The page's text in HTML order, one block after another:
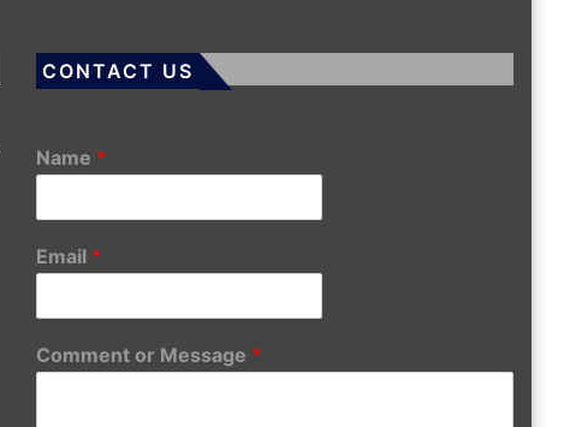
CONTACT US
Name *
Email *
Comment or Message *